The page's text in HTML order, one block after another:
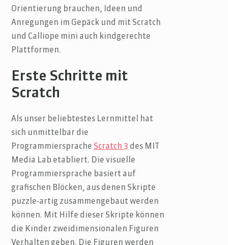
Orientierung brauchen, Ideen und
Anregungen im Gepäck und mit Scratch
und Calliope mini auch kindgerechte
Plattformen.
Erste Schritte mit
Scratch
Als unser beliebtestes Lernmittel hat
sich unmittelbar die
Programmiersprache Scratch 3 des MIT
Media Lab etabliert. Die visuelle
Programmiersprache basiert auf
grafischen Blöcken, aus denen Skripte
puzzle-artig zusammengebaut werden
können. Mit Hilfe dieser Skripte können
die Kinder zweidimensionalen Figuren
Verhalten geben. Die Figuren werden